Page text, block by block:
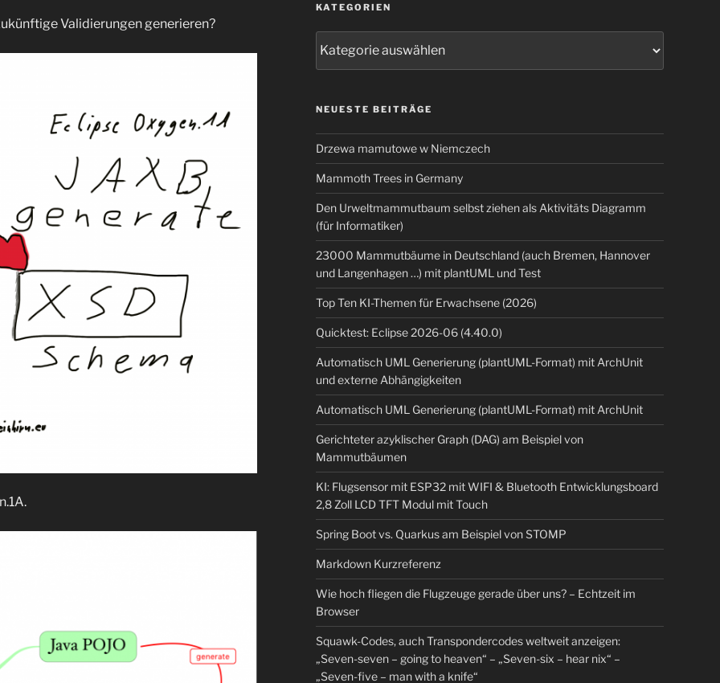
Validierungen generieren?
KATEGORIEN
NEUESTE BEITRÄGE
Drzewa mamutowe w Niemczech
Mammoth Trees in Germany
Den Urweltmammutbaum selbst ziehen als Aktivitäts Diagramm
(für Informatiker)
23000 Mammutbäume in Deutschland (auch Bremen, Hannover
und Langenhagen …) mit plantUML und Test
Top Ten KI-Themen für Erwachsene (2026)
Quicktest: Eclipse 2026-06 (4.40.0)
Automatisch UML Generierung (plantUML-Format) mit ArchUnit
und externe Abhängigkeiten
Automatisch UML Generierung (plantUML-Format) mit ArchUnit
Gerichteter azyklischer Graph (DAG) am Beispiel von
Mammutbäumen
KI: Flugsensor mit ESP32 mit WIFI & Bluetooth Entwicklungsboard
2,8 Zoll LCD TFT Modul mit Touch
Spring Boot vs. Quarkus am Beispiel von STOMP
Markdown Kurzreferenz
Wie hoch fliegen die Flugzeuge gerade über uns? – Echtzeit im
Browser
Squawk-Codes, auch Transpondercodes weltweit anzeigen:
„Seven-seven – going to heaven“ – „Seven-six – hear nix“ –
„Seven-five – man with a knife“